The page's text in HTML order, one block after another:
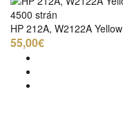
4500 strán
HP 212A, W2122A Yellow
55,00€